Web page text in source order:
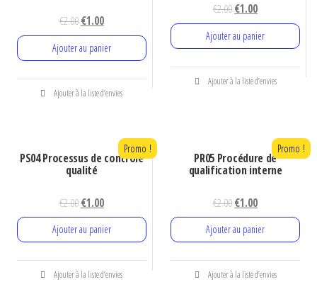
€2.00Le
prix
initial
€2.00.
€1.00Le
prix
actuel
€1.00.
Ajouter au panier
Ajouter à la liste d’envies
€2.00Le
prix
initial
€2.00.
€1.00Le
prix
actuel
€1.00.
Ajouter au panier
Ajouter à la liste d’envies
PS04 Processus de contrôle
qualité
Promo !
€2.00Le
prix
initial
€2.00.
€1.00Le
prix
actuel
€1.00.
Ajouter au panier
Ajouter à la liste d’envies
PR05 Procédure de
qualification interne
Promo !
€2.00Le
prix
initial
€2.00.
€1.00Le
prix
actuel
€1.00.
Ajouter au panier
Ajouter à la liste d’envies